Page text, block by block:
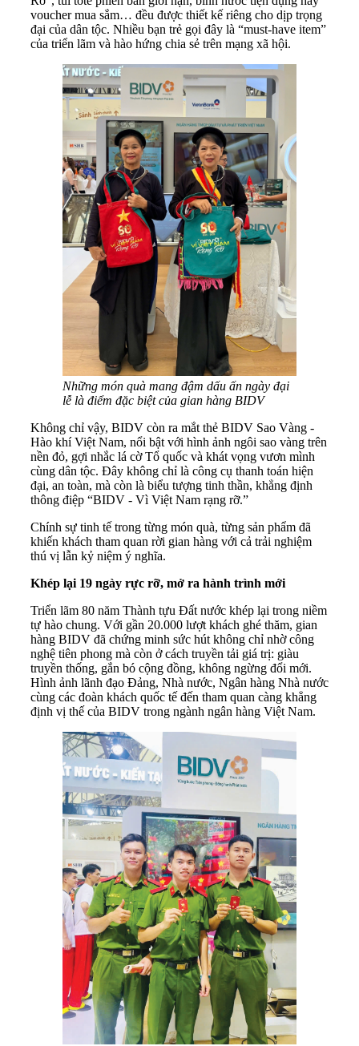
voucher mua sắm… đều được thiết kế riêng cho dịp trọng
đại của dân tộc. Nhiều bạn trẻ gọi đây là “must-have item”
của triển lãm và hào hứng chia sẻ trên mạng xã hội.
Những món quà mang đậm dấu ấn ngày đại
lễ là điểm đặc biệt của gian hàng BIDV
Không chỉ vậy, BIDV còn ra mắt thẻ BIDV Sao Vàng -
Hào khí Việt Nam, nổi bật với hình ảnh ngôi sao vàng trên
nền đỏ, gợi nhắc lá cờ Tổ quốc và khát vọng vươn mình
cùng dân tộc. Đây không chỉ là công cụ thanh toán hiện
đại, an toàn, mà còn là biểu tượng tinh thần, khẳng định
thông điệp “BIDV - Vì Việt Nam rạng rỡ.”
Chính sự tinh tế trong từng món quà, từng sản phẩm đã
khiến khách tham quan rời gian hàng với cả trải nghiệm
thú vị lẫn kỷ niệm ý nghĩa.
Khép lại 19 ngày rực rỡ, mở ra hành trình mới
Triển lãm 80 năm Thành tựu Đất nước khép lại trong niềm
tự hào chung. Với gần 20.000 lượt khách ghé thăm, gian
hàng BIDV đã chứng minh sức hút không chỉ nhờ công
nghệ tiên phong mà còn ở cách truyền tải giá trị: giàu
truyền thống, gắn bó cộng đồng, không ngừng đổi mới.
Hình ảnh lãnh đạo Đảng, Nhà nước, Ngân hàng Nhà nước
cùng các đoàn khách quốc tế đến tham quan càng khẳng
định vị thế của BIDV trong ngành ngân hàng Việt Nam.